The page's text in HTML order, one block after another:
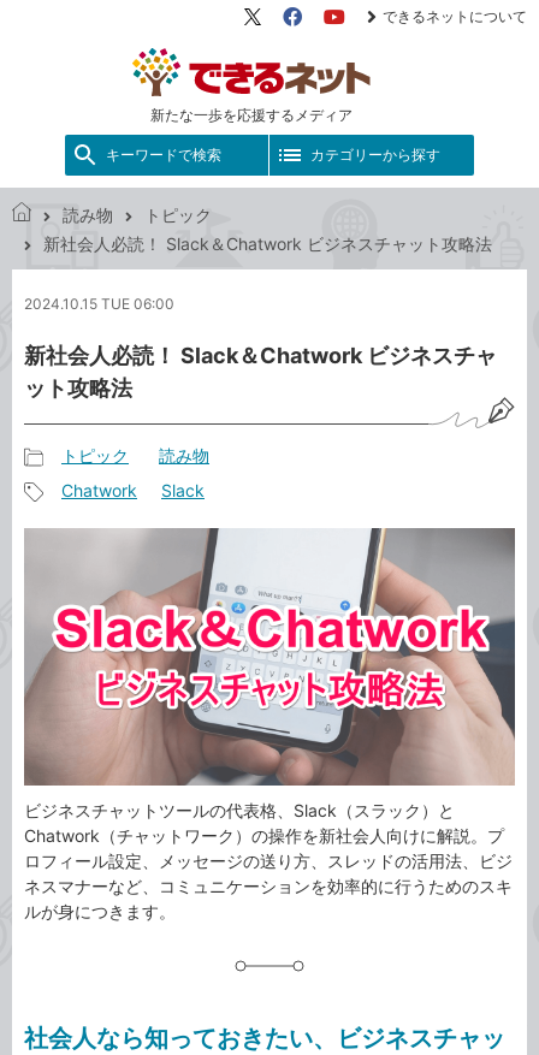
新たな一歩を応援するメディア
X（旧
FacebookYouTube
できるネットについて
キーワードで検索 カテゴリーから探す
で
き
ネ
ト
読み物
トピック
新社会人必読！ Slack＆Chatwork ビジネスチャット攻略法
2024.10.15 TUE 06:00
新社会人必読！ Slack＆Chatwork ビジネスチャ
ット攻略法
事
カ
リ
トピック 読み物
Chatwork Slack
ビジネスチャットツールの代表格、Slack（スラック）と
Chatwork（チャットワーク）の操作を新社会人向けに解説。プ
ロフィール設定、メッセージの送り方、スレッドの活用法、ビジ
ネスマナーなど、コミュニケーションを効率的に行うためのスキ
ルが身につきます。
社会人なら知っておきたい、ビジネスチャッ